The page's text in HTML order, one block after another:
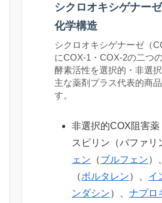
シクロオキシゲナー
化学構造
シクロオキシゲナーゼ（
にCOX-1・COX-2の二つ
酵素活性を選択的・非選
主な薬剤プラス代表的商
す。
非選択的COX阻害
スピリン（バファリ
ェン （ブルフェン）、
（ボルタレン）、 イ
ンダシン）、ナプロ